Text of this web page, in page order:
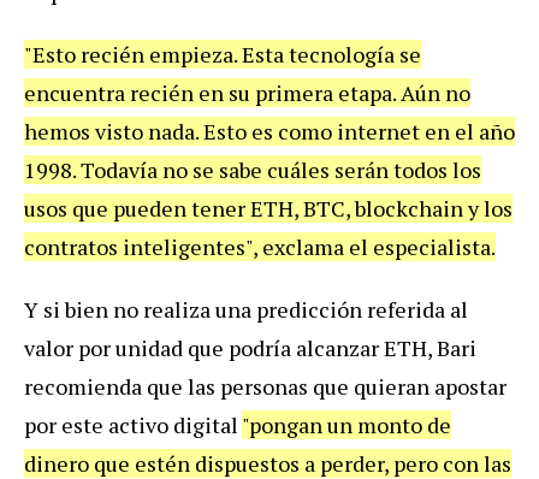
"Esto recién empieza. Esta tecnología se
encuentra recién en su primera etapa. Aún no
hemos visto nada. Esto es como internet en el año
1998. Todavía no se sabe cuáles serán todos los
usos que pueden tener ETH, BTC, blockchain y los
contratos inteligentes", exclama el especialista.
Y si bien no realiza una predicción referida al
valor por unidad que podría alcanzar ETH, Bari
recomienda que las personas que quieran apostar
por este activo digital "pongan un monto de
dinero que estén dispuestos a perder, pero con las